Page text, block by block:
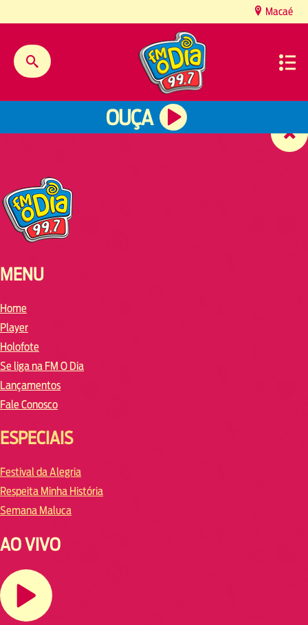
Macaé
OUÇA
MENU
Home
Player
Holofote
Se liga na FM O Dia
Lançamentos
Fale Conosco
ESPECIAIS
Festival da Alegria
Respeita Minha História
Semana Maluca
AO VIVO